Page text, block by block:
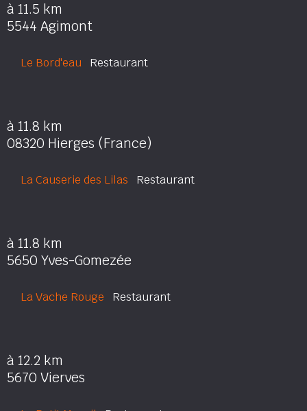
à 11.5 km
5544 Agimont
Le Bord'eau Restaurant
à 11.8 km
08320 Hierges (France)
La Causerie des Lilas Restaurant
à 11.8 km
5650 Yves-Gomezée
La Vache Rouge Restaurant
à 12.2 km
5670 Vierves